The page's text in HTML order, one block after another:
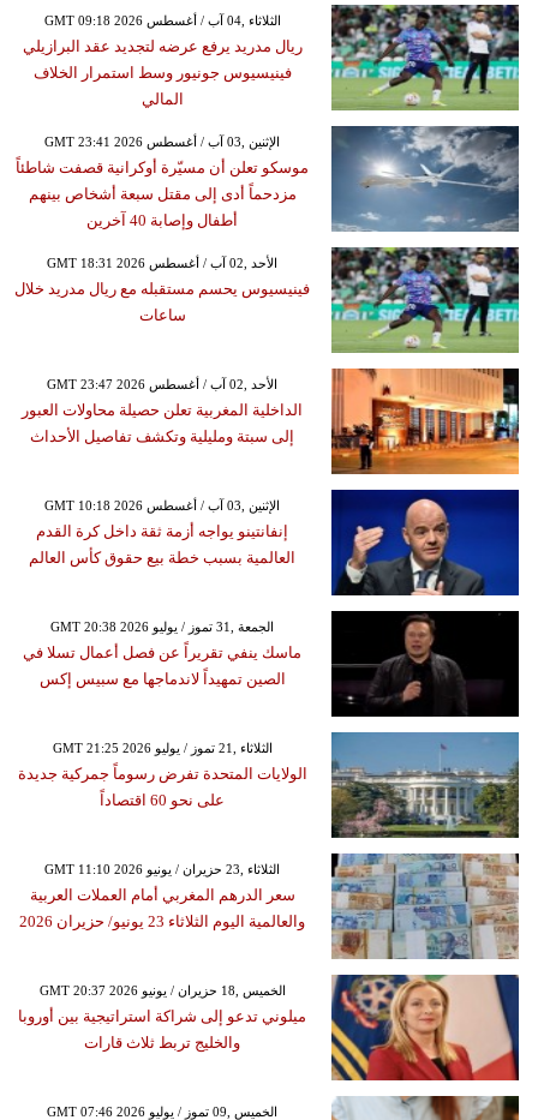
GMT 09:18 2026 الثلاثاء ,04 آب / أغسطس
ريال مدريد يرفع عرضه لتجديد عقد البرازيلي
فينيسيوس جونيور وسط استمرار الخلاف
المالي
GMT 23:41 2026 الإثنين ,03 آب / أغسطس
موسكو تعلن أن مسيّرة أوكرانية قصفت شاطئاً
مزدحماً أدى إلى مقتل سبعة أشخاص بينهم
أطفال وإصابة 40 آخرين
GMT 18:31 2026 الأحد ,02 آب / أغسطس
فينيسيوس يحسم مستقبله مع ريال مدريد خلال
ساعات
GMT 23:47 2026 الأحد ,02 آب / أغسطس
الداخلية المغربية تعلن حصيلة محاولات العبور
إلى سبتة ومليلية وتكشف تفاصيل الأحداث
GMT 10:18 2026 الإثنين ,03 آب / أغسطس
إنفانتينو يواجه أزمة ثقة داخل كرة القدم
العالمية بسبب خطة بيع حقوق كأس العالم
GMT 20:38 2026 الجمعة ,31 تموز / يوليو
ماسك ينفي تقريراً عن فصل أعمال تسلا في
الصين تمهيداً لاندماجها مع سبيس إكس
GMT 21:25 2026 الثلاثاء ,21 تموز / يوليو
الولايات المتحدة تفرض رسوماً جمركية جديدة
على نحو 60 اقتصاداً
GMT 11:10 2026 الثلاثاء ,23 حزيران / يونيو
سعر الدرهم المغربي أمام العملات العربية
والعالمية اليوم الثلاثاء 23 يونيو/ حزيران 2026
GMT 20:37 2026 الخميس ,18 حزيران / يونيو
ميلوني تدعو إلى شراكة استراتيجية بين أوروبا
والخليج تربط ثلاث قارات
GMT 07:46 2026 الخميس ,09 تموز / يوليو